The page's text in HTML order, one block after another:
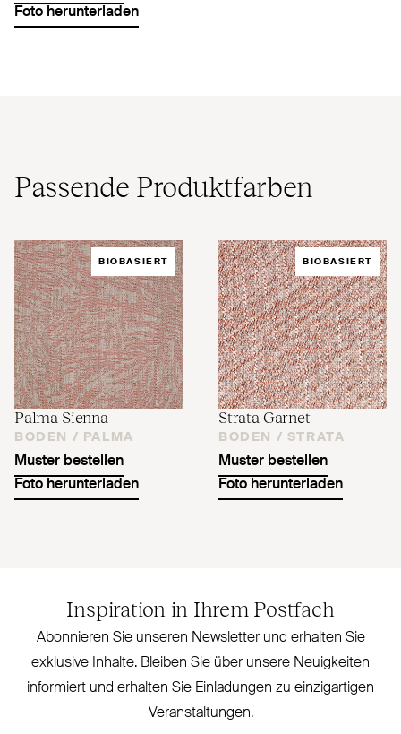
Foto herunterladen
Passende Produktfarben
BIOBASIERT
Palma Sienna
BODEN / PALMA
Muster bestellen
Foto herunterladen
BIOBASIERT
Strata Garnet
BODEN / STRATA
Muster bestellen
Foto herunterladen
Inspiration in Ihrem Postfach
Abonnieren Sie unseren Newsletter und erhalten Sie
exklusive Inhalte. Bleiben Sie über unsere Neu­igkeiten
informiert und erhalten Sie Ein­ladungen zu ein­zig­artigen
Veranstaltungen.